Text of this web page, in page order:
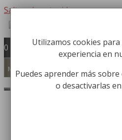
Saltar al contenido
0
Menú
Utilizamos cookies
experiencia en
Puedes aprender más
o desactivarlas